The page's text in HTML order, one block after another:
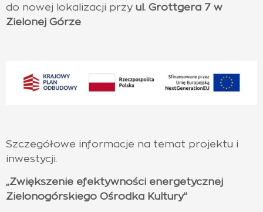
do nowej lokalizacji przy ul. Grottgera 7 w
Zielonej Górze
Szczegółowe informacje na temat projektu i
inwestycji.
„Zwiększenie efektywności energetycznej
Zielonogórskiego Ośrodka Kultury”